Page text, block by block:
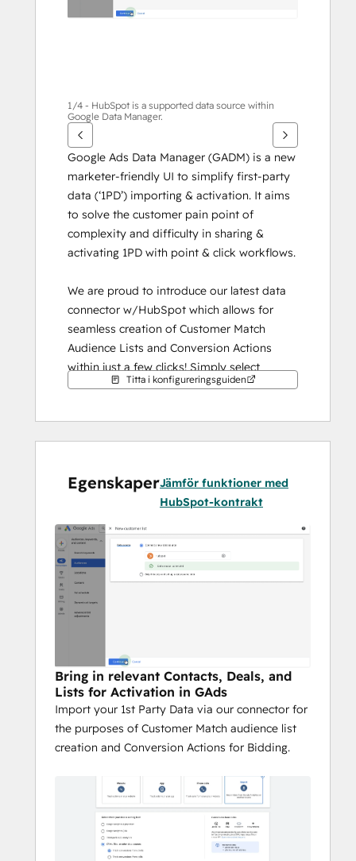
1/4 - HubSpot is a supported data source within
Google Data Manager.
Google Ads Data Manager (GADM) is a new
marketer-friendly UI to simplify first-party
data (‘1PD’) importing & activation. It aims
to solve the customer pain point of
complexity and difficulty in sharing &
We are proud to introduce our latest data
connector w/HubSpot which allows for
seamless creation of Customer Match
Audience Lists and Conversion Actions
within just a few clicks! Simply select
HubSpot from Google Ads, sign-in to your
time data connection.
Titta i konfigureringsguiden
EgenskaperJämför funktioner med
HubSpot-kontrakt
Bring in relevant Contacts, Deals, and
Lists for Activation in GAds
Import your 1st Party Data via our connector for
the purposes of Customer Match audience list
creation and Conversion Actions for Bidding.